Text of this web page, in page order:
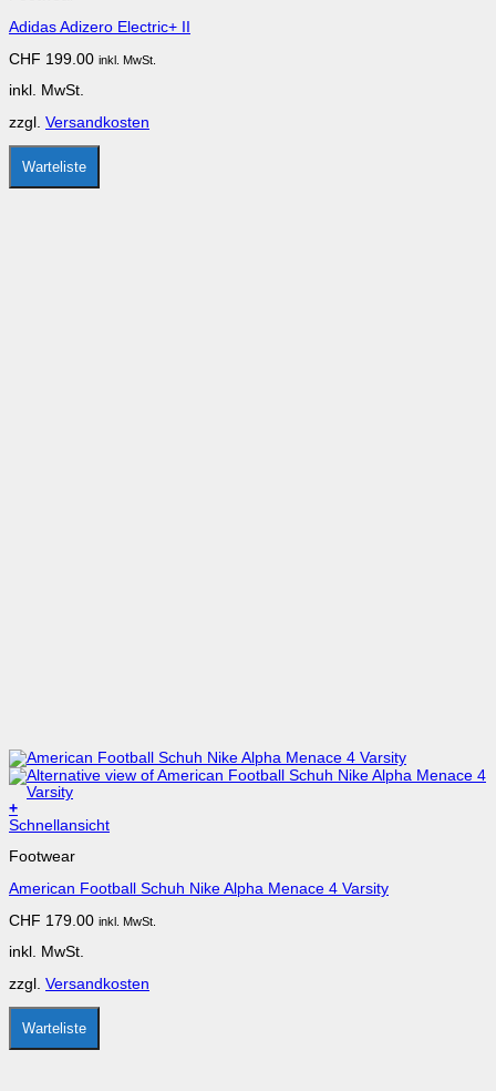
Varianten
Die
können
der
Produktseite
gewählt
Adidas Adizero Electric+ II
CHF 199.00 inkl. MwSt.
inkl. MwSt.
zzgl. Versandkosten
Warteliste
+
Dieses
weist
Varianten
Die
können
der
Produktseite
gewählt
Schnellansicht
Footwear
American Football Schuh Nike Alpha Menace 4 Varsity
CHF 179.00 inkl. MwSt.
inkl. MwSt.
zzgl. Versandkosten
Warteliste